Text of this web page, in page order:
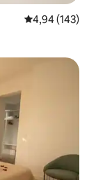
4,94 av 5 i
4,94 (143)